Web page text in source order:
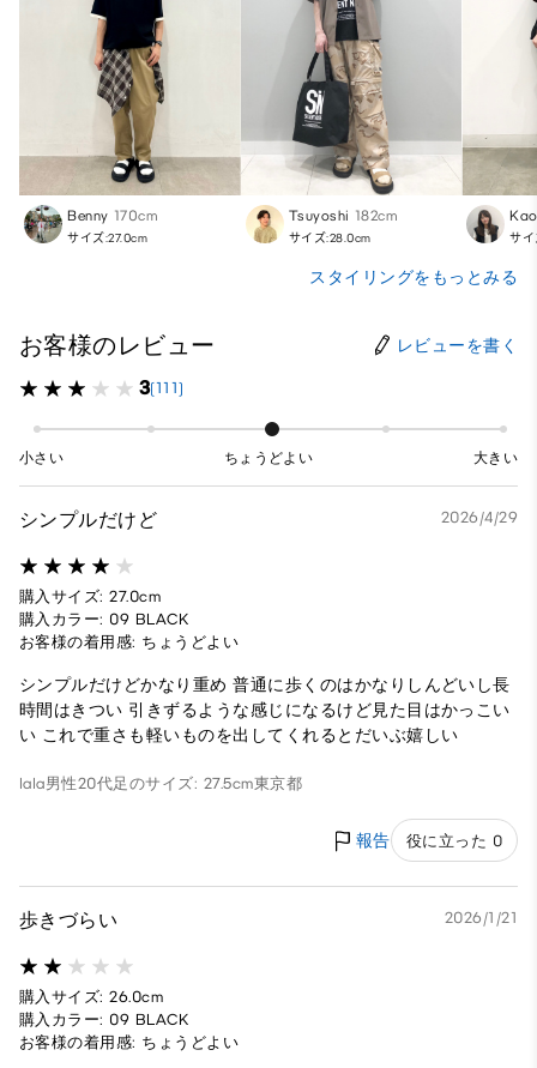
Benny 170cm
サイズ:27.0cm
Tsuyoshi 182cm
サイズ:28.0cm サ
スタイリングをもっとみる
お客様のレビュー レビューを書く
3(111)
小さい ちょうどよい 大きい
シンプルだけど 2026/4/29
購入サイズ: 27.0cm
購入カラー: 09 BLACK
お客様の着用感: ちょうどよい
シンプルだけどかなり重め 普通に歩くのはかなりしんどいし長
時間はきつい 引きずるような感じになるけど見た目はかっこい
い これで重さも軽いものを出してくれるとだいぶ嬉しい
lala男性20代足のサイズ: 27.5cm東京都
報告 役に立った 0
歩きづらい 2026/1/21
購入サイズ: 26.0cm
購入カラー: 09 BLACK
お客様の着用感: ちょうどよい